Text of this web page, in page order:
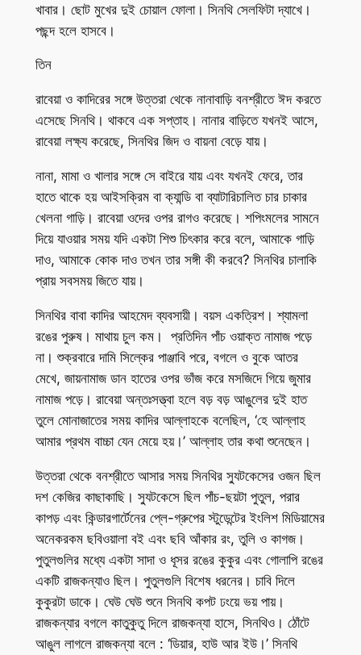
খাবার। ছোট মুখের দুই চোয়াল ফোলা। সিনথি সেলফিটা দ্যাখে।
পছন্দ হলে হাসবে।
তিন
রাবেয়া ও কাদিরের সঙ্গে উত্তরা থেকে নানাবাড়ি বনশ্রীতে ঈদ করতে
এসেছে সিনথি। থাকবে এক সপ্তাহ। নানার বাড়িতে যখনই আসে,
রাবেয়া লক্ষ্য করেছে, সিনথির জিদ ও বায়না বেড়ে যায়।
নানা, মামা ও খালার সঙ্গে সে বাইরে যায় এবং যখনই ফেরে, তার
হাতে থাকে হয় আইসক্রিম বা ক্যান্ডি বা ব্যাটারিচালিত চার চাকার
খেলনা গাড়ি। রাবেয়া ওদের ওপর রাগও করেছে। শপিংমলের সামনে
দিয়ে যাওয়ার সময় যদি একটা শিশু চিৎকার করে বলে, আমাকে গাড়ি
দাও, আমাকে কোক দাও তখন তার সঙ্গী কী করবে? সিনথির চালাকি
প্রায় সবসময় জিতে যায়।
সিনথির বাবা কাদির আহমেদ ব্যবসায়ী। বয়স একত্রিশ। শ্যামলা
রঙের পুরুষ। মাথায় চুল কম। প্রতিদিন পাঁচ ওয়াক্ত নামাজ পড়ে
না। শুক্রবারে দামি সিল্কের পাঞ্জাবি পরে, বগলে ও বুকে আতর
মেখে, জায়নামাজ ডান হাতের ওপর ভাঁজ করে মসজিদে গিয়ে জুমার
নামাজ পড়ে। রাবেয়া অন্তঃসত্ত্বা হলে বড় বড় আঙুলের দুই হাত
তুলে মোনাজাতের সময় কাদির আল্লাহকে বলেছিল, ‘হে আল্লাহ
আমার প্রথম বাচ্চা যেন মেয়ে হয়।’ আল্লাহ তার কথা শুনেছেন।
উত্তরা থেকে বনশ্রীতে আসার সময় সিনথির স্যুটকেসের ওজন ছিল
দশ কেজির কাছাকাছি। স্যুটকেসে ছিল পাঁচ-ছয়টা পুতুল, পরার
কাপড় এবং কিন্ডারগার্টেনের প্লে-গ্রুপের স্টুডেন্টের ইংলিশ মিডিয়ামের
অনেকরকম ছবিওয়ালা বই এবং ছবি আঁকার রং, তুলি ও কাগজ।
পুতুলগুলির মধ্যে একটা সাদা ও ধূসর রঙের কুকুর এবং গোলাপি রঙের
একটি রাজকন্যাও ছিল। পুতুলগুলি বিশেষ ধরনের। চাবি দিলে
কুকুরটা ডাকে। ঘেউ ঘেউ শুনে সিনথি কপট ঢংয়ে ভয় পায়।
রাজকন্যার বগলে কাতুকুতু দিলে রাজকন্যা হাসে, সিনথিও। ঠোঁটে
আঙুল লাগলে রাজকন্যা বলে : ‘ডিয়ার, হাউ আর ইউ।’ সিনথি